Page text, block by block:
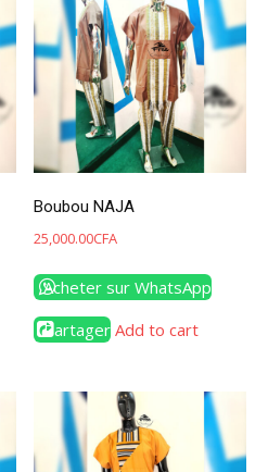
Boubou NAJA
25,000.00CFA
Acheter sur WhatsApp
Partager Add to cart